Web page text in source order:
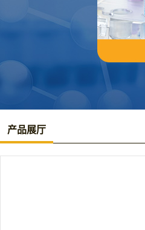
产品展厅